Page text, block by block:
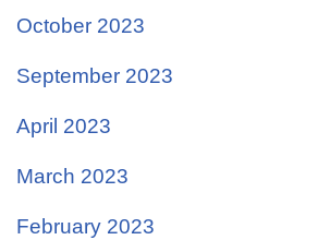
October 2023
September 2023
April 2023
March 2023
February 2023